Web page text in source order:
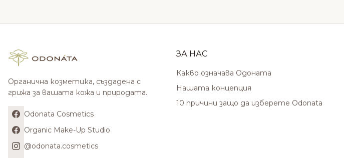
Органична козметика, създадена с
грижа за вашата кожа и природата.
Odonata Cosmetics
Organic Make-Up Studio
@odonata.cosmetics
ЗА НАС
Какво означава Одоната
Нашата концепция
10 причини защо да изберете Odonata